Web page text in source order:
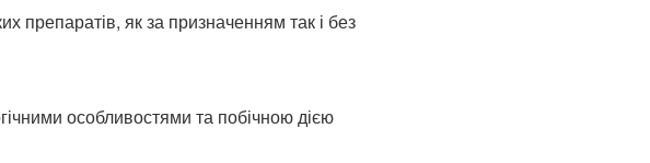
препаратів, як за призначенням так і без
особливостями та побічною дією